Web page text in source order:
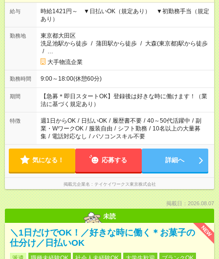
給与
時給1421円～ ▼日払いOK（規定あり） ▼初勤務手当（規定
あり）
勤務地
東京都大田区
洗足池駅から徒歩 / 蒲田駅から徒歩 / 大森(東京都)駅から徒歩
/ …
大手物流企業
勤務時間 9:00～18:00(休憩60分)
期間
【急募＊即日スタートOK】登録後は好きな時に働けます！（業
法に基づく規定あり）
特徴 週1日からOK / 日払いOK / 履歴書不要 / 40～50代活躍中 / 副
業・WワークOK / 服装自由 / シフト勤務 / 10名以上の大量募
集 / 電話対応なし / パソコンスキル不要
気になる！ 応募する 詳細へ
掲載元企業名 テイケイワークス東京株式会社
掲載日：2026.08.07
未読
NEW
＼1日だけでOK！／好きな時に働く＊お菓子の
仕分け／日払いOK